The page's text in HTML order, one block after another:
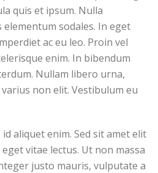
quis et ipsum. Nulla
sodales. In eget
ac eu leo. Proin vel
enim. In bibendum
Nullam libero urna,
non elit. Vestibulum eu
aliquet enim. Sed sit amet elit
vitae lectus. Ut non massa
justo mauris, vulputate a